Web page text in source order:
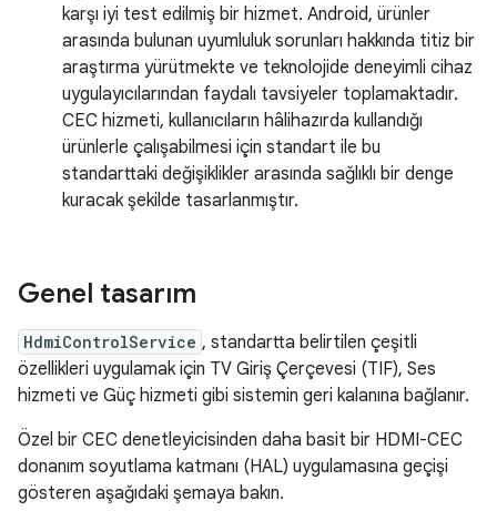
karşı iyi test edilmiş bir hizmet. Android, ürünler
arasında bulunan uyumluluk sorunları hakkında titiz bir
araştırma yürütmekte ve teknolojide deneyimli cihaz
uygulayıcılarından faydalı tavsiyeler toplamaktadır.
CEC hizmeti, kullanıcıların hâlihazırda kullandığı
ürünlerle çalışabilmesi için standart ile bu
standarttaki değişiklikler arasında sağlıklı bir denge
kuracak şekilde tasarlanmıştır.
Genel tasarım
HdmiControlService , standartta belirtilen çeşitli
özellikleri uygulamak için TV Giriş Çerçevesi (TIF), Ses
hizmeti ve Güç hizmeti gibi sistemin geri kalanına bağlanır.
Özel bir CEC denetleyicisinden daha basit bir HDMI-CEC
donanım soyutlama katmanı (HAL) uygulamasına geçişi
gösteren aşağıdaki şemaya bakın.